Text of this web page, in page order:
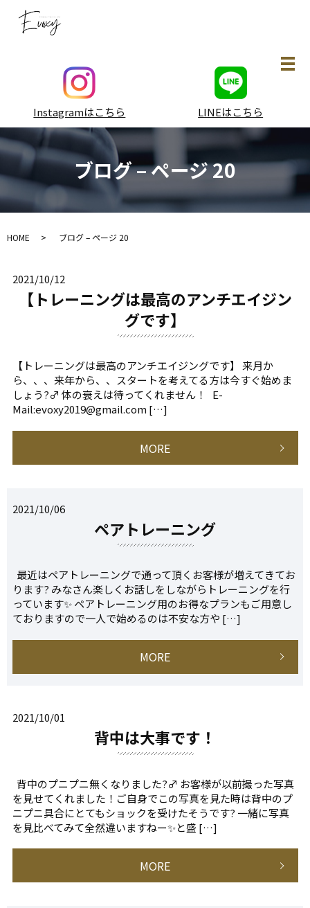
Instagramはこちら LINEはこちら
メ
ブログ – ページ 20
HOME ブログ – ページ 20
2021/10/12
【トレーニングは最高のアンチエイジン
グです】
【トレーニングは最高のアンチエイジングです】 来月か
ら、、、来年から、、スタートを考えてる方は今すぐ始めま
しょう?‍♂️ 体の衰えは待ってくれません！ E-
Mail:evoxy2019@gmail.com […]
MORE
2021/10/06
ペアトレーニング
最近はペアトレーニングで通って頂くお客様が増えてきてお
ります? みなさん楽しくお話しをしながらトレーニングを行
っています✨ ペアトレーニング用のお得なプランもご用意し
ておりますので一人で始めるのは不安な方や […]
MORE
2021/10/01
背中は大事です！
背中のプニプニ無くなりました?‍♂️ お客様が以前撮った写真
を見せてくれました！ご自身でこの写真を見た時は背中のプ
ニプニ具合にとてもショックを受けたそうです? 一緒に写真
を見比べてみて全然違いますねー✨と盛 […]
MORE